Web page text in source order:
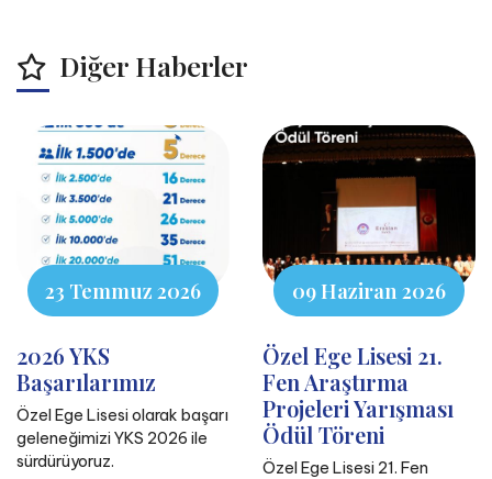
Diğer Haberler
23 Temmuz 2026
2026 YKS
Başarılarımız
Özel Ege Lisesi olarak başarı
geleneğimizi YKS 2026 ile
sürdürüyoruz.
09 Haziran 2026
Özel Ege Lisesi 21.
Fen Araştırma
Projeleri Yarışması
Ödül Töreni
Özel Ege Lisesi 21. Fen